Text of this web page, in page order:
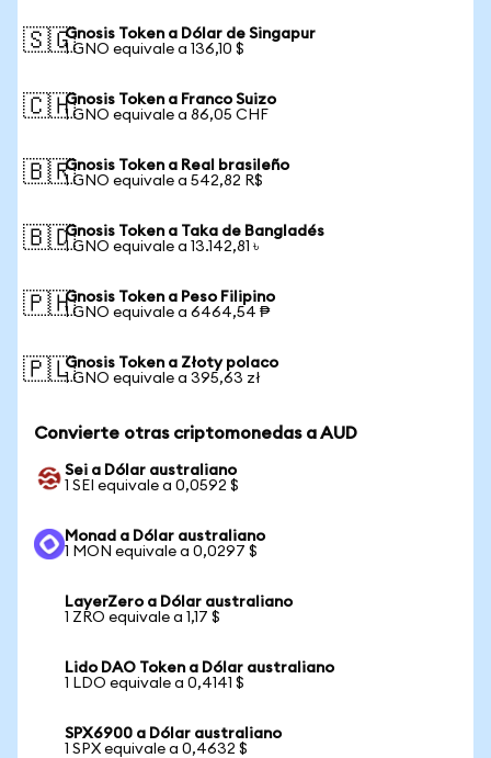
🇸🇬Gnosis Token a Dólar de Singapur
1 GNO equivale a 136,10 $
🇨🇭Gnosis Token a Franco Suizo
1 GNO equivale a 86,05 CHF
🇧🇷Gnosis Token a Real brasileño
1 GNO equivale a 542,82 R$
🇧🇩Gnosis Token a Taka de Bangladés
1 GNO equivale a 13.142,81 ৳
🇵🇭Gnosis Token a Peso Filipino
1 GNO equivale a 6464,54 ₱
🇵🇱Gnosis Token a Złoty polaco
1 GNO equivale a 395,63 zł
Convierte otras criptomonedas a AUD
Sei a Dólar australiano
1 SEI equivale a 0,0592 $
Monad a Dólar australiano
1 MON equivale a 0,0297 $
LayerZero a Dólar australiano
1 ZRO equivale a 1,17 $
Lido DAO Token a Dólar australiano
1 LDO equivale a 0,4141 $
SPX6900 a Dólar australiano
1 SPX equivale a 0,4632 $